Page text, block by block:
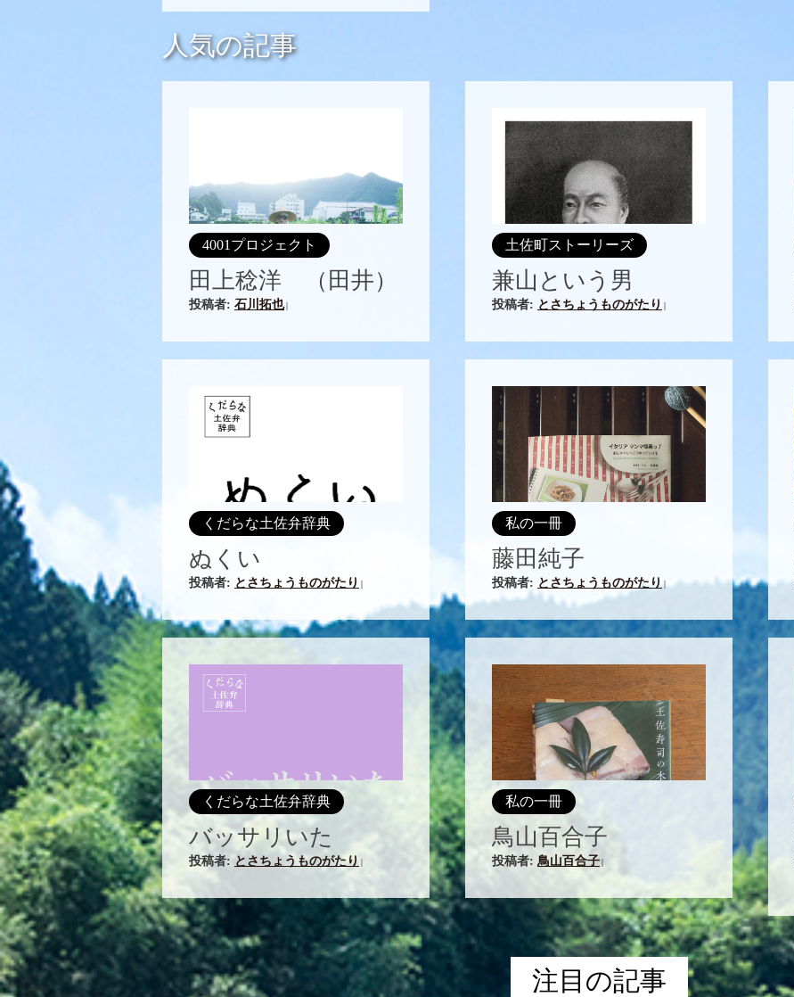
人気の記事
4001プロジェクト
田上稔洋 （田井）
投稿者: 石川拓也|
土佐町ストーリーズ
兼山という男
投稿者: とさちょうものがたり
くだらな土佐弁辞典
ぬくい
投稿者: とさちょうものがたり
私の一冊
藤田純子
投稿者: とさちょうものがたり|
くだらな土佐弁辞典
バッサリいた
投稿者:とさちょうものがたり
私の一冊
鳥山百合子
投稿者: 鳥山百合子
注目の記事